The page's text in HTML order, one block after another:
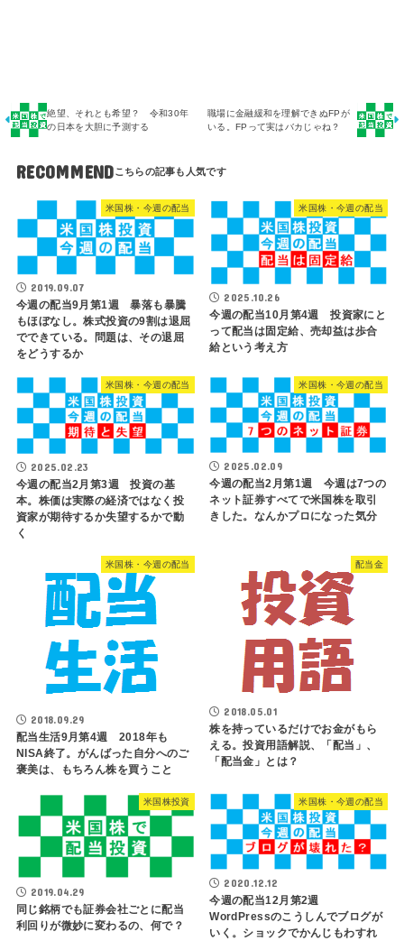
絶望、それとも希望？ 令和30年
の日本を大胆に予測する
職場に金融緩和を理解できぬFPが
いる。FPって実はバカじゃね？
RECOMMEND
米国株・今週の配当
2019.09.07
今週の配当9月第1週 暴落も暴騰
もほぼなし。株式投資の9割は退屈
でできている。問題は、その退屈
をどうするか
米国株・今週の配当
2025.10.26
今週の配当10月第4週 投資家にと
って配当は固定給、売却益は歩合
給という考え方
米国株・今週の配当
2025.02.23
今週の配当2月第3週 投資の基
本。株価は実際の経済ではなく投
資家が期待するか失望するかで動
く
米国株・今週の配当
2025.02.09
今週の配当2月第1週 今週は7つの
ネット証券すべてで米国株を取引
きした。なんかプロになった気分
米国株・今週の配当
2018.09.29
配当生活9月第4週 2018年も
NISA終了。がんばった自分へのご
褒美は、もちろん株を買うこと
配当金
2018.05.01
株を持っているだけでお金がもら
える。投資用語解説、「配当」、
「配当金」とは？
米国株投資
2019.04.29
同じ銘柄でも証券会社ごとに配当
利回りが微妙に変わるの、何で？
米国株・今週の配当
2020.12.12
今週の配当12月第2週
WordPressのこうしんでブログが
いく。ショックでかんじもわすれ